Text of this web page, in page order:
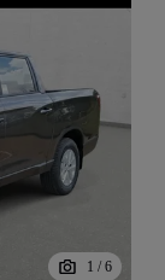
1 / 6